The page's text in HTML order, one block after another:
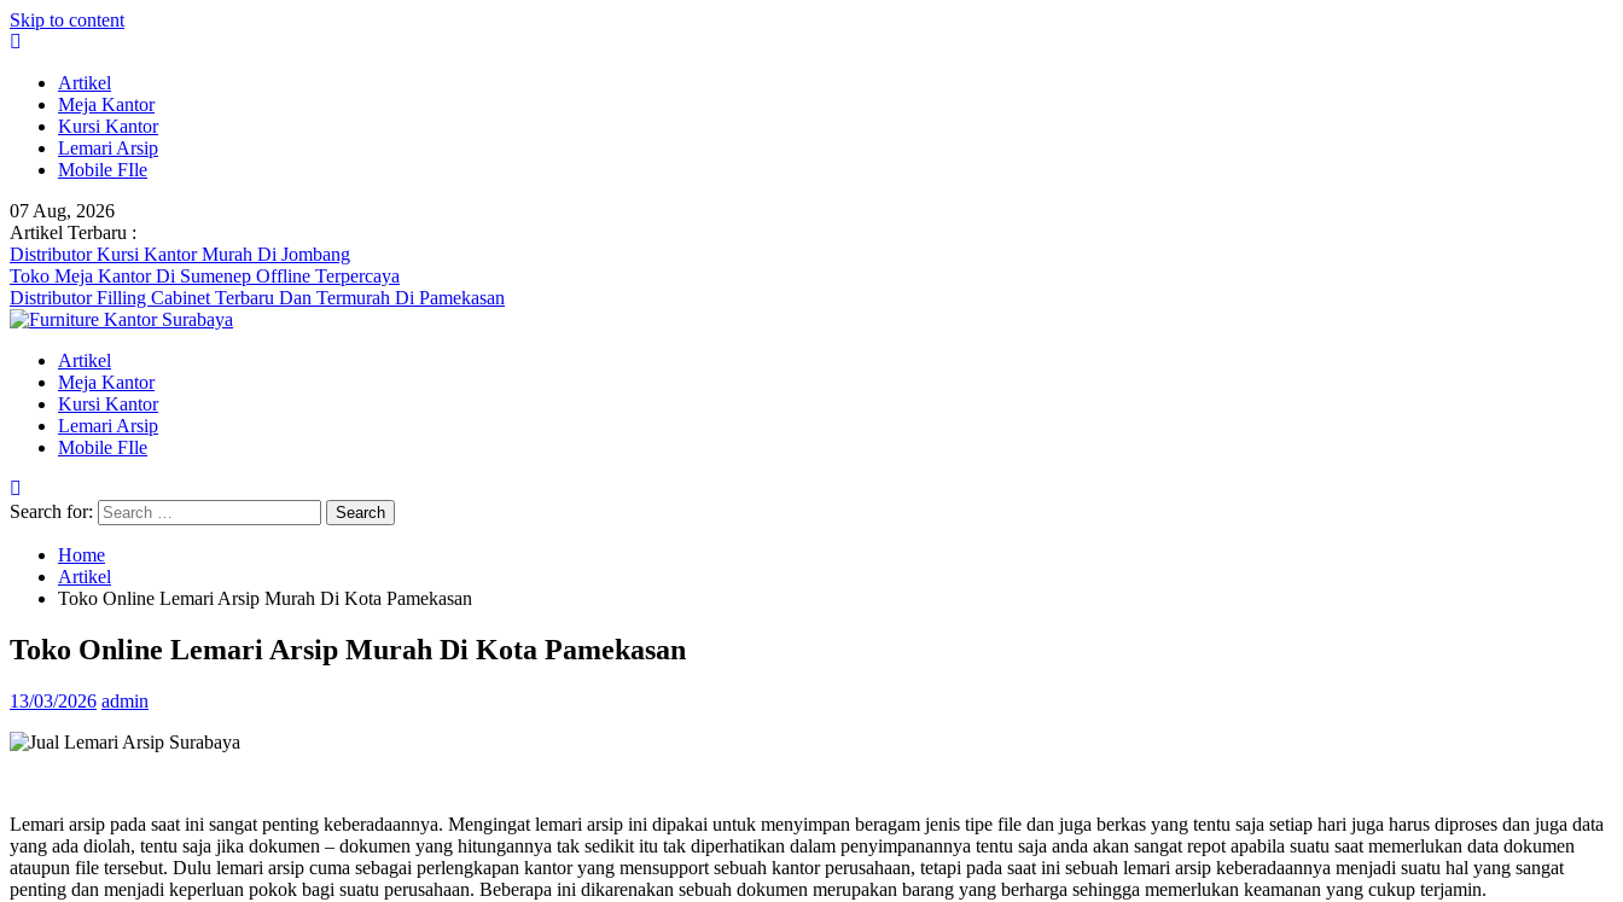
Skip to content
Artikel
Meja Kantor
Kursi Kantor
Lemari Arsip
Mobile FIle
07 Aug, 2026
Artikel Terbaru :
Distributor Kursi Kantor Murah Di Jombang
Toko Meja Kantor Di Sumenep Offline Terpercaya
Distributor Filling Cabinet Terbaru Dan Termurah Di Pamekasan
Artikel
Meja Kantor
Kursi Kantor
Lemari Arsip
Mobile FIle
Search for:
Home
Artikel
Toko Online Lemari Arsip Murah Di Kota Pamekasan
Toko Online Lemari Arsip Murah Di Kota Pamekasan
13/03/2026 admin
Lemari arsip pada saat ini sangat penting keberadaannya. Mengingat lemari arsip ini dipakai untuk menyimpan beragam jenis tipe file dan juga berkas yang tentu saja setiap hari juga harus diproses dan juga data
yang ada diolah, tentu saja jika dokumen – dokumen yang hitungannya tak sedikit itu tak diperhatikan dalam penyimpanannya tentu saja anda akan sangat repot apabila suatu saat memerlukan data dokumen
ataupun file tersebut. Dulu lemari arsip cuma sebagai perlengkapan kantor yang mensupport sebuah kantor perusahaan, tetapi pada saat ini sebuah lemari arsip keberadaannya menjadi suatu hal yang sangat
penting dan menjadi keperluan pokok bagi suatu perusahaan. Beberapa ini dikarenakan sebuah dokumen merupakan barang yang berharga sehingga memerlukan keamanan yang cukup terjamin.